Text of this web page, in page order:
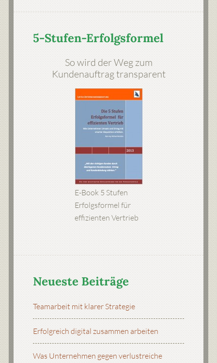
5-Stufen-Erfolgsformel
So wird der Weg zum
Kundenauftrag transparent
E-Book 5 Stufen
Erfolgsformel für
effizienten Vertrieb
Neueste Beiträge
Teamarbeit mit klarer Strategie
Erfolgreich digital zusammen arbeiten
Was Unternehmen gegen verlustreiche